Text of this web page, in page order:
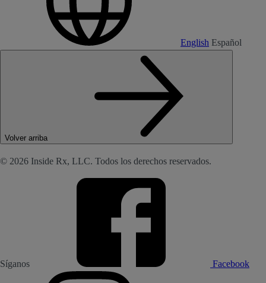
English Español
Volver arriba
© 2026 Inside Rx, LLC. Todos los derechos reservados.
Síganos Facebook